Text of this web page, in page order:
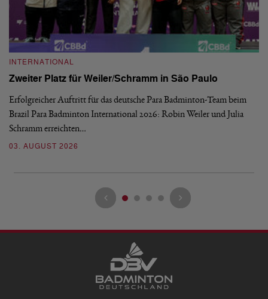
INTERNATIONAL
Zweiter Platz für Weiler/Schramm in São Paulo
Erfolgreicher Auftritt für das deutsche Para Badminton-Team beim
Brazil Para Badminton International 2026: Robin Weiler und Julia
Schramm erreichten…
03. AUGUST 2026